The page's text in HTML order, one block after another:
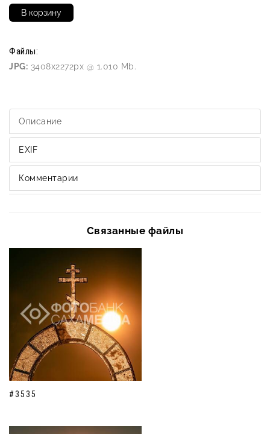
Файлы:
JPG: 3408x2272px @ 1.010 Mb.
Описание
EXIF
Комментарии
Связанные файлы
#3535